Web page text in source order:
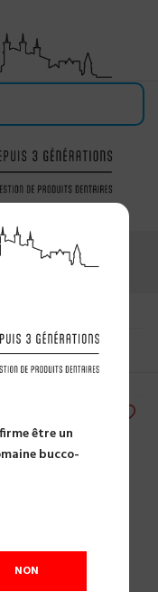
être un
bucco-
NON